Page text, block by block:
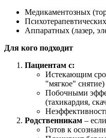
Медикаментозных
Аппаратных (лазер,
Для кого подходит
Пациентам с:
Истекающим
"мягкое" снятие)
Побочными
(тахикардия,
Родственникам –
Готов к